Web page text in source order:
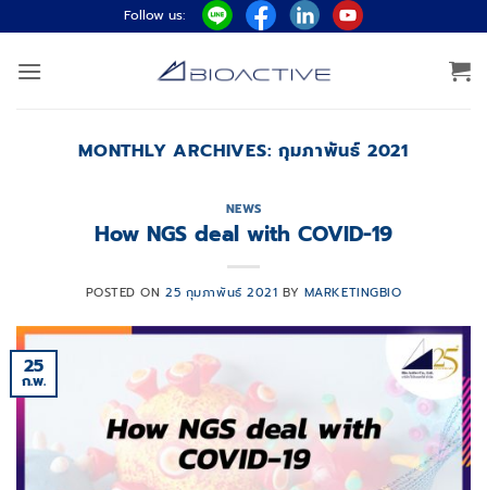
ไป
ยัง
Follow us:
MONTHLY ARCHIVES:กุมภาพันธ์ 2021
NEWS
How NGS deal with COVID-19
POSTED ON25 กุมภาพันธ์ 2021 BY MARKETINGBIO
25
ก.พ.